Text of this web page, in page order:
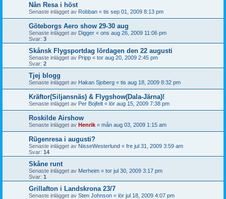
Nån Resa i höst
Senaste inlägget av Robban « tis sep 01, 2009 8:13 pm
Göteborgs Aero show 29-30 aug
Senaste inlägget av Digger « ons aug 26, 2009 11:06 pm
Svar: 3
Skånsk Flygsportdag lördagen den 22 augusti
Senaste inlägget av Pripp « tor aug 20, 2009 2:45 pm
Svar: 2
Tjej blogg
Senaste inlägget av Hakan Sjoberg « tis aug 18, 2009 8:32 pm
Kräftor(Siljansnäs) & Flygshow(Dala-Järna)!
Senaste inlägget av Per Bojfelt « lör aug 15, 2009 7:38 pm
Roskilde Airshow
Senaste inlägget av Henrik « mån aug 03, 2009 1:15 am
Rügenresa i augusti?
Senaste inlägget av NisseWesterlund « fre jul 31, 2009 3:59 am
Svar: 14
Skåne runt
Senaste inlägget av Merheim « tor jul 30, 2009 3:17 pm
Svar: 1
Grillafton i Landskrona 23/7
Senaste inlägget av Sten Johnson « lör jul 18, 2009 4:07 pm